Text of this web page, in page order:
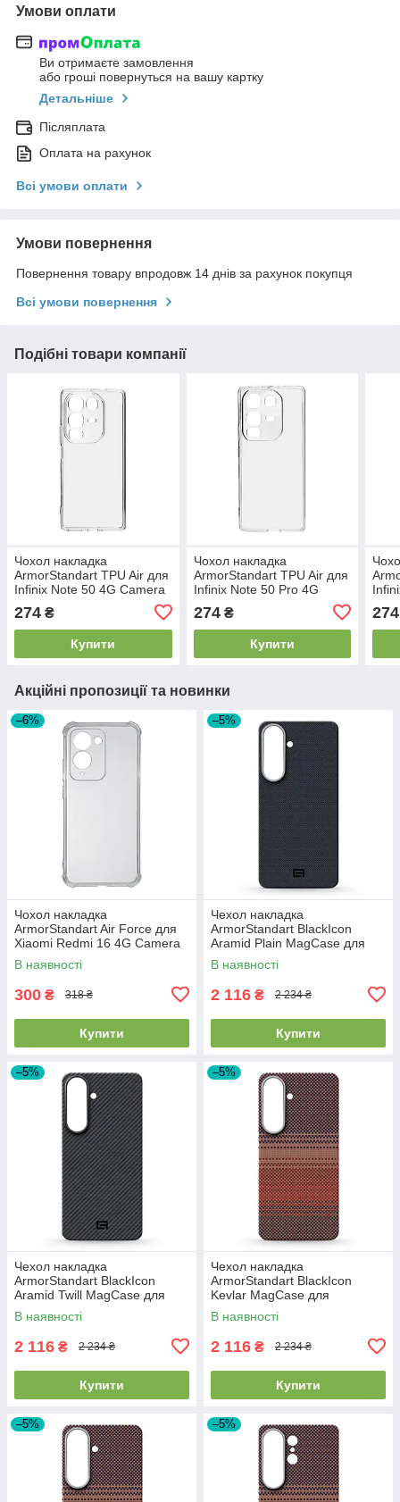
Умови оплати
Ви отримаєте замовлення
або гроші повернуться на вашу картку
Детальніше
Післяплата
Оплата на рахунок
Всі умови оплати
Умови повернення
Повернення товару впродовж 14 днів за рахунок покупця
Всі умови повернення
Подібні товари компанії
Чохол накладка
ArmorStandart TPU Air для
Infinix Note 50 4G Camera
cover Clear (ARM84726)
274 ₴
Купити
Чохол накладка
ArmorStandart TPU Air для
Infinix Note 50 Pro 4G
(ARM84727)
274₴
Купити
274
Акційні пропозиції та новинки
–6%
Чохол накладка
ArmorStandart Air Force для
Xiaomi Redmi 16 4G Camera
cover Clear (ARM90951)
В наявності
300 ₴ 318 ₴
Купити
–5%
Чехол накладка
ArmorStandart BlackIcon
Aramid Plain MagCase для
Samsung S26 Plus Black
(ARM90165)
В наявності
2 116 ₴ 2 234 ₴
Купити
–5%
Чехол накладка
ArmorStandart BlackIcon
Aramid Twill MagCase для
Samsung S26 Plus Black
(ARM90146)
В наявності
2 116 ₴ 2 234 ₴
Купити
–5%
Чехол накладка
ArmorStandart BlackIcon
Kevlar MagCase для
Samsung S26 Plus Sunset
(ARM90157)
В наявності
2 116 ₴ 2 234 ₴
Купити
–5% –5%